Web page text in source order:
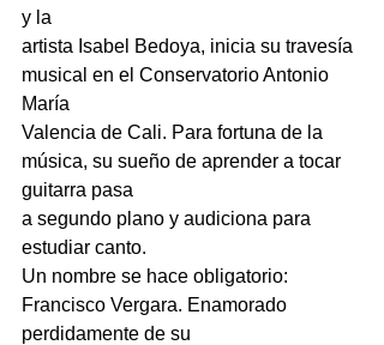
y la
artista Isabel Bedoya, inicia su travesía
musical en el Conservatorio Antonio
María
Valencia de Cali. Para fortuna de la
música, su sueño de aprender a tocar
guitarra pasa
a segundo plano y audiciona para
estudiar canto.
Un nombre se hace obligatorio:
Francisco Vergara. Enamorado
perdidamente de su